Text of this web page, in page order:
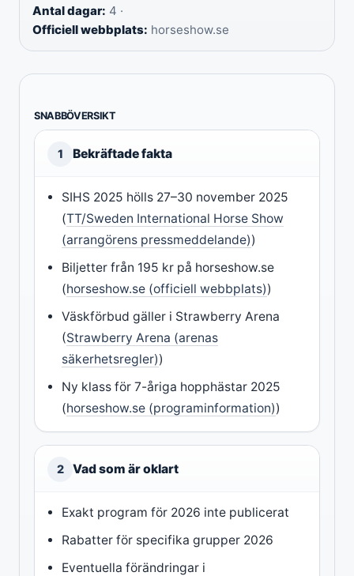
Antal dagar: 4 ·
Officiell webbplats: horseshow.se
SNABBÖVERSIKT
1 Bekräftade fakta
SIHS 2025 hölls 27–30 november 2025
(TT/Sweden International Horse Show
(arrangörens pressmeddelande))
Biljetter från 195 kr på horseshow.se
(horseshow.se (officiell webbplats))
Väskförbud gäller i Strawberry Arena
(Strawberry Arena (arenas
säkerhetsregler))
Ny klass för 7-åriga hopphästar 2025
(horseshow.se (programinformation))
2 Vad som är oklart
Exakt program för 2026 inte publicerat
Rabatter för specifika grupper 2026
Eventuella förändringar i